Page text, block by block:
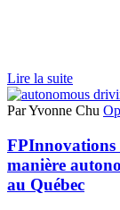
Lire la suite
Par Yvonne Chu
FPInnovations
manière
au Québec